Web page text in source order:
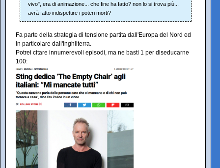
vivo", era di animazione... che fine ha fatto? non lo si trova più...
avrà fatto indispettire i poteri morti?
Fa parte della strategia di tensione partita dall'Europa del Nord ed
in particolare dall'Inghilterra.
Potrei citare innumerevoli episodi, ma ne basti 1 per diseducarne
100: